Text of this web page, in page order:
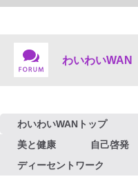
わいわいWAN
わいわいWANトップ
美と健康
自己啓発
ディーセントワーク